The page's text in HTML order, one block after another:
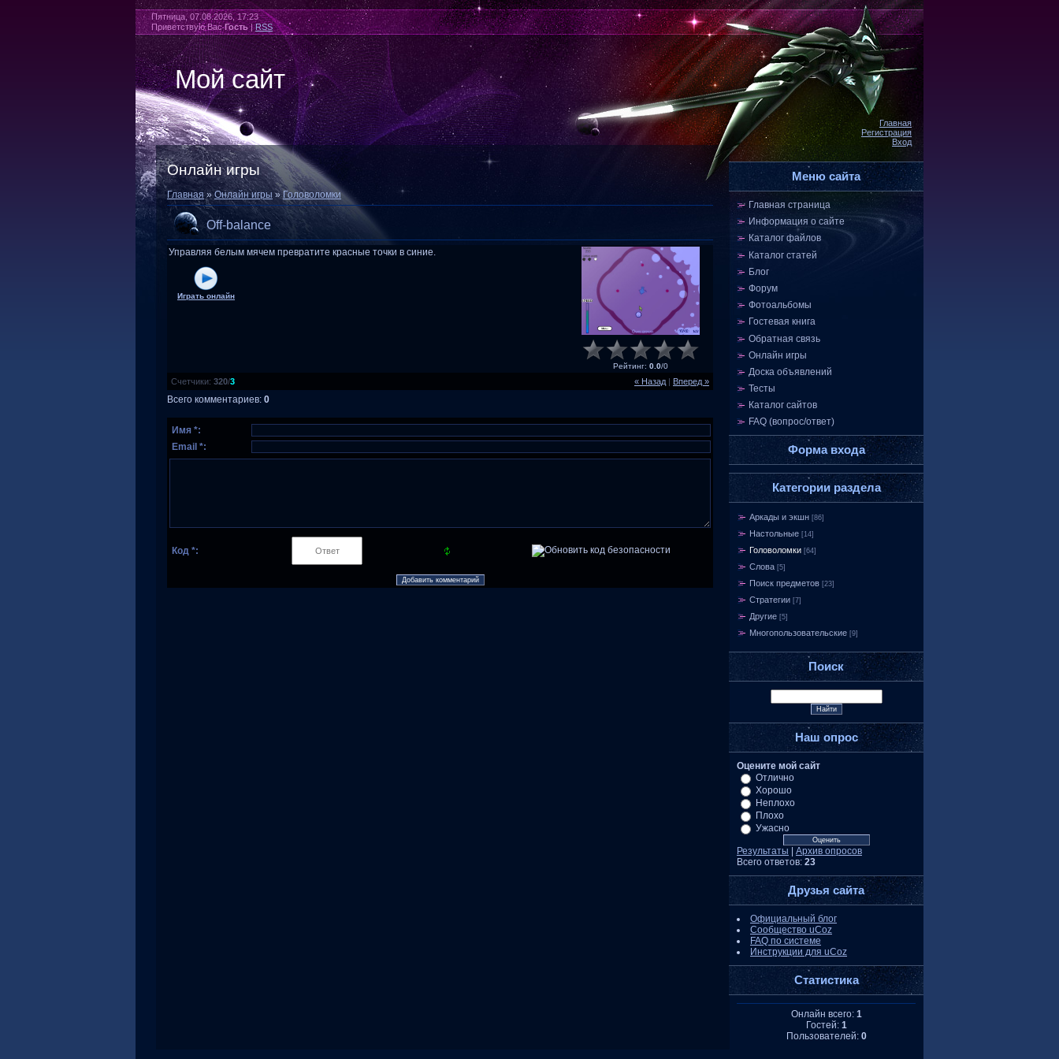
Пятница, 07.08.2026, 17:23
Приветствую Вас Гость|RSS
Мой сайт
Главная
Регистрация
Вход
Онлайн игры
Главная »Онлайн игры »Головоломки
Off-balance
Управляя белым мячем превратите красные точки в синие.
Играть онлайн
Рейтинг: 0.0/0
« Назад | Вперед »
Счетчики: 320/3
Всего комментариев: 0
Имя *:
Email *:
Код *:
Меню сайта
Главная страница
Информация о сайте
Каталог файлов
Каталог статей
Блог
Форум
Фотоальбомы
Гостевая книга
Обратная связь
Онлайн игры
Доска объявлений
Тесты
Каталог сайтов
FAQ (вопрос/ответ)
Форма входа
Категории раздела
Аркады и экшн [86]
Настольные [14]
Головоломки [64]
Слова [5]
Поиск предметов [23]
Стратегии [7]
Другие [5]
Многопользовательские [9]
Поиск
Наш опрос
Оцените мой сайт
Отлично
Хорошо
Неплохо
Плохо
Ужасно
Результаты
Архив опросов
Всего ответов: 23
Друзья сайта
Официальный блог
Сообщество uCoz
FAQ по системе
Инструкции для uCoz
Статистика
Онлайн всего: 1
Гостей: 1
Пользователей: 0